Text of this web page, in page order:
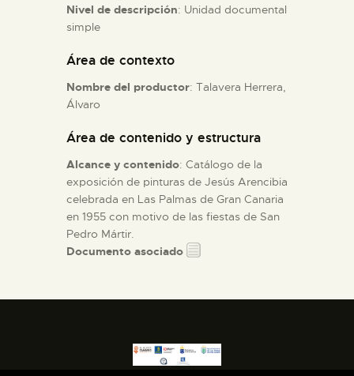
DIDÁCTICA
ESPAÑOL
Nivel de descripción: Unidad documental
simple
Área de contexto
Nombre del productor: Talavera Herrera,
Álvaro
Área de contenido y estructura
Alcance y contenido: Catálogo de la
exposición de pinturas de Jesús Arencibia
celebrada en Las Palmas de Gran Canaria
en 1955 con motivo de las fiestas de San
Pedro Mártir.
Documento asociado